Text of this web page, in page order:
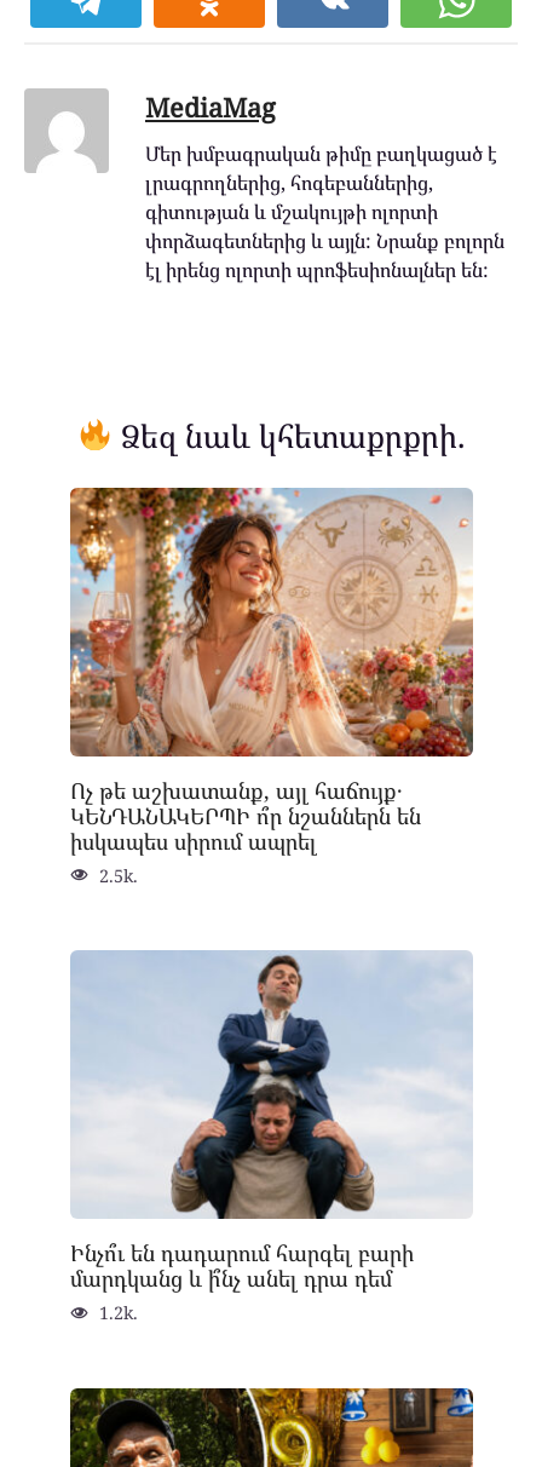
MediaMag
Մեր խմբագրական թիմը բաղկացած է
լրագրողներից, հոգեբաններից,
գիտության և մշակույթի ոլորտի
փորձագետներից և այլն: Նրանք բոլորն
էլ իրենց ոլորտի պրոֆեսիոնալներ են:
Ձեզ նաև կհետաքրքրի.
Ոչ թե աշխատանք, այլ հաճույք․
ԿԵՆԴԱՆԱԿԵՐՊԻ ո՞ր նշաններն են
իսկապես սիրում ապրել
2.5k.
Ինչո՞ւ են դադարում հարգել բարի
մարդկանց և ի՞նչ անել դրա դեմ
1.2k.